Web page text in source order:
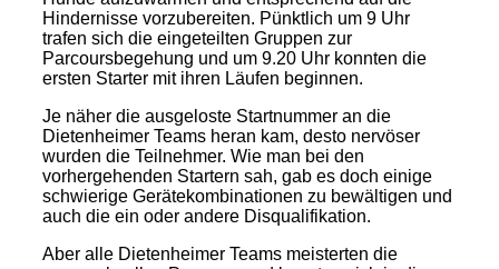
Hindernisse vorzubereiten. Pünktlich um 9 Uhr
trafen sich die eingeteilten Gruppen zur
Parcoursbegehung und um 9.20 Uhr konnten die
ersten Starter mit ihren Läufen beginnen.
Je näher die ausgeloste Startnummer an die
Dietenheimer Teams heran kam, desto nervöser
wurden die Teilnehmer. Wie man bei den
vorhergehenden Startern sah, gab es doch einige
schwierige Gerätekombinationen zu bewältigen und
auch die ein oder andere Disqualifikation.
Aber alle Dietenheimer Teams meisterten die